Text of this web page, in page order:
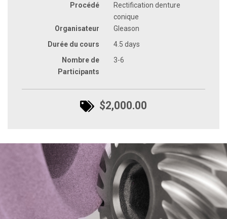
Procédé
Rectification denture
conique
Organisateur
Gleason
Durée du cours
4.5 days
Nombre de
Participants
3-6
$2,000.00